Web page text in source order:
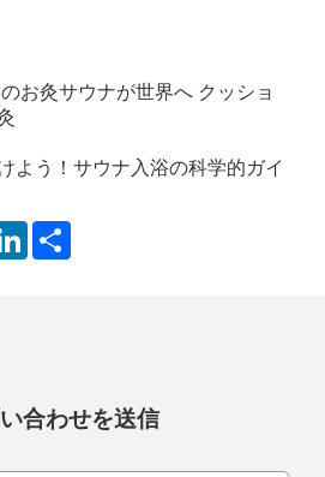
お灸サウナが世界へ クッショ
よう！サウナ入浴の科学的ガイ
LinkedIn
合わせを送信